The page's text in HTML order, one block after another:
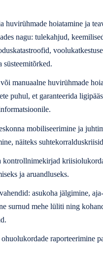
huvirühmade hoiatamine ja
nagu: tulekahjud,
süsteemitõrked.
manuaalne huvirühmade
puhul, et garanteerida ligipääs
mobiliseerimine ja
näiteks
kontrollnimekirjad
ja aruandluseks.
asukoha jälgimine,
surnud mehe lüliti ning
raporteerimine